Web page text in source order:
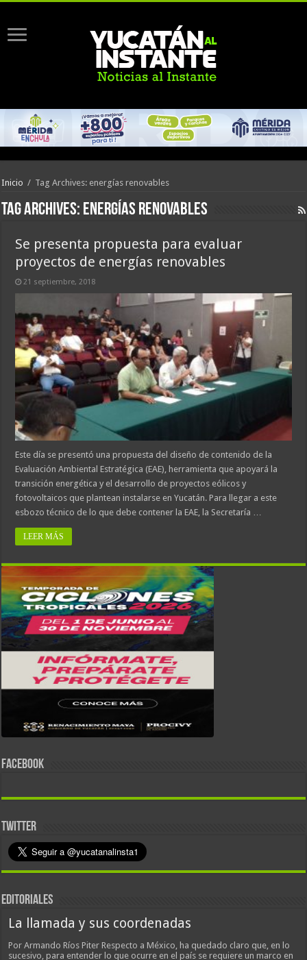
Inicio / Tag Archives: energías renovables
Tag Archives: energías renovables
Se presenta propuesta para evaluar
proyectos de energías renovables
21 septiembre, 2018
Este día se presentó una propuesta del diseño de contenido de la
Evaluación Ambiental Estratégica (EAE), herramienta que apoyará la
transición energética y el desarrollo de proyectos eólicos y
fotovoltaicos que plantean instalarse en Yucatán. Para llegar a este
esbozo técnico de lo que debe contener la EAE, la Secretaría …
LEER MÁS
FACEBOOK
TWITTER
EDITORIALES
La llamada y sus coordenadas
Por Armando Ríos Piter Respecto a México, ha quedado claro que, en lo
sucesivo, para entender lo que ocurre en el país se requiere un marco en